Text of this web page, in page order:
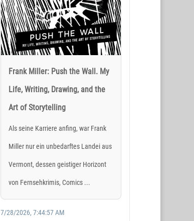
Frank Miller: Push the Wall. My
Life, Writing, Drawing, and the
Art of Storytelling
Als seine Karriere anfing, war Frank
Miller nur ein unbedarftes Landei aus
Vermont, dessen geistiger Horizont
von Fernsehkrimis, Comics ...
7/28/2026, 7:44:57 AM